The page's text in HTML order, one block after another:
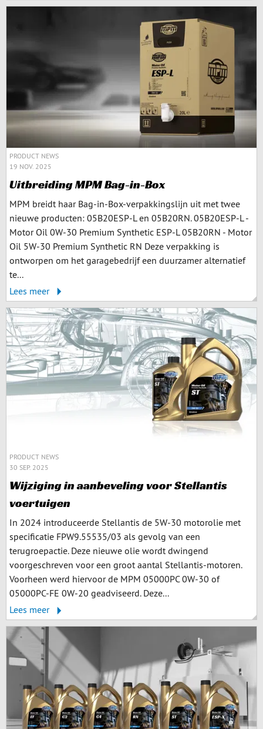
PRODUCT NEWS
19 NOV. 2025
Uitbreiding MPM Bag-in-Box
MPM breidt haar Bag-in-Box-verpakkingslijn uit met twee
nieuwe producten: 05B20ESP-L en 05B20RN. 05B20ESP-L -
Motor Oil 0W-30 Premium Synthetic ESP-L 05B20RN - Motor
Oil 5W-30 Premium Synthetic RN Deze verpakking is
ontworpen om het garagebedrijf een duurzamer alternatief
te...
Lees meer
PRODUCT NEWS
30 SEP. 2025
Wijziging in aanbeveling voor Stellantis
voertuigen
In 2024 introduceerde Stellantis de 5W-30 motorolie met
specificatie FPW9.55535/03 als gevolg van een
terugroepactie. Deze nieuwe olie wordt dwingend
voorgeschreven voor een groot aantal Stellantis-motoren.
Voorheen werd hiervoor de MPM 05000PC 0W-30 of
05000PC-FE 0W-20 geadviseerd. Deze...
Lees meer